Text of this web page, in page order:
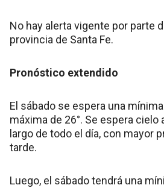
No hay alerta vigente por parte
provincia de Santa Fe.
Pronóstico extendido
El sábado se espera una
máxima de 26°. Se espera cielo
largo de todo el día, con mayor
tarde.
Luego, el sábado tendrá una